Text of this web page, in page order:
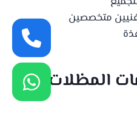
متخصصين
المظلات في